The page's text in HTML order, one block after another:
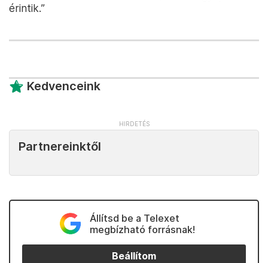
érintik.”
Kedvenceink
Partnereinktől
Állítsd be a Telexet
megbízható forrásnak!
Beállítom